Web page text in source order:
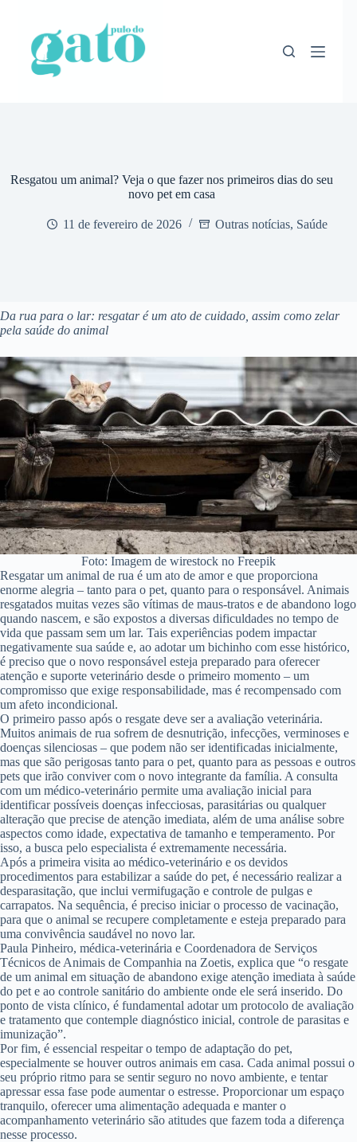
conteúdo
Resgatou um animal? Veja o que fazer nos primeiros dias do seu
novo pet em casa
11 de fevereiro de 2026 Outras notícias, Saúde
Da rua para o lar: resgatar é um ato de cuidado, assim como zelar
pela saúde do animal
Foto: Imagem de wirestock no Freepik
Resgatar um animal de rua é um ato de amor e que proporciona
enorme alegria – tanto para o pet, quanto para o responsável. Animais
resgatados muitas vezes são vítimas de maus-tratos e de abandono logo
quando nascem, e são expostos a diversas dificuldades no tempo de
vida que passam sem um lar. Tais experiências podem impactar
negativamente sua saúde e, ao adotar um bichinho com esse histórico,
é preciso que o novo responsável esteja preparado para oferecer
atenção e suporte veterinário desde o primeiro momento – um
compromisso que exige responsabilidade, mas é recompensado com
um afeto incondicional.
O primeiro passo após o resgate deve ser a avaliação veterinária.
Muitos animais de rua sofrem de desnutrição, infecções, verminoses e
doenças silenciosas – que podem não ser identificadas inicialmente,
mas que são perigosas tanto para o pet, quanto para as pessoas e outros
pets que irão conviver com o novo integrante da família. A consulta
com um médico-veterinário permite uma avaliação inicial para
identificar possíveis doenças infecciosas, parasitárias ou qualquer
alteração que precise de atenção imediata, além de uma análise sobre
aspectos como idade, expectativa de tamanho e temperamento. Por
isso, a busca pelo especialista é extremamente necessária.
Após a primeira visita ao médico-veterinário e os devidos
procedimentos para estabilizar a saúde do pet, é necessário realizar a
desparasitação, que inclui vermifugação e controle de pulgas e
carrapatos. Na sequência, é preciso iniciar o processo de vacinação,
para que o animal se recupere completamente e esteja preparado para
uma convivência saudável no novo lar.
Paula Pinheiro, médica-veterinária e Coordenadora de Serviços
Técnicos de Animais de Companhia na Zoetis, explica que “o resgate
de um animal em situação de abandono exige atenção imediata à saúde
do pet e ao controle sanitário do ambiente onde ele será inserido. Do
ponto de vista clínico, é fundamental adotar um protocolo de avaliação
e tratamento que contemple diagnóstico inicial, controle de parasitas e
imunização”.
Por fim, é essencial respeitar o tempo de adaptação do pet,
especialmente se houver outros animais em casa. Cada animal possui o
seu próprio ritmo para se sentir seguro no novo ambiente, e tentar
apressar essa fase pode aumentar o estresse. Proporcionar um espaço
tranquilo, oferecer uma alimentação adequada e manter o
acompanhamento veterinário são atitudes que fazem toda a diferença
nesse processo.